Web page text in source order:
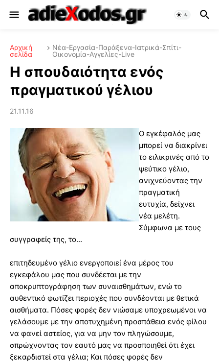
Αρχική
σελίδα
Νέα-Εργασία-Παράξενα-Ιατρικά-Σπίτι-
Οικονομία-Αγγελίες-Live
Η σπουδαιότητα ενός
πραγματικού γέλιου
21.11.16
Ο εγκέφαλός μας
μπορεί να διακρίνει
το ειλικρινές από το
ψεύτικο γέλιο,
ανιχνεύοντας την
πραγματική
ευτυχία, δείχνει
νέα μελέτη.
Σύμφωνα με τους
συγγραφείς της, το...
επιτηδευμένο γέλιο ενεργοποιεί ένα μέρος του
εγκεφάλου μας που συνδέεται με την
αποκρυπτογράφηση των συναισθημάτων, ενώ το
αυθεντικό φωτίζει περιοχές που συνδέονται με θετικά
αισθήματα. Πόσες φορές δεν νιώσαμε υποχρεωμένοι να
γελάσουμε με την αποτυχημένη προσπάθεια ενός φίλου
να φανεί αστείος, για να μην τον πληγώσουμε,
σπρώχνοντας τον εαυτό μας να προσποιηθεί ότι έχει
ξεκαρδιστεί στα γέλια; Και πόσες φορές δεν